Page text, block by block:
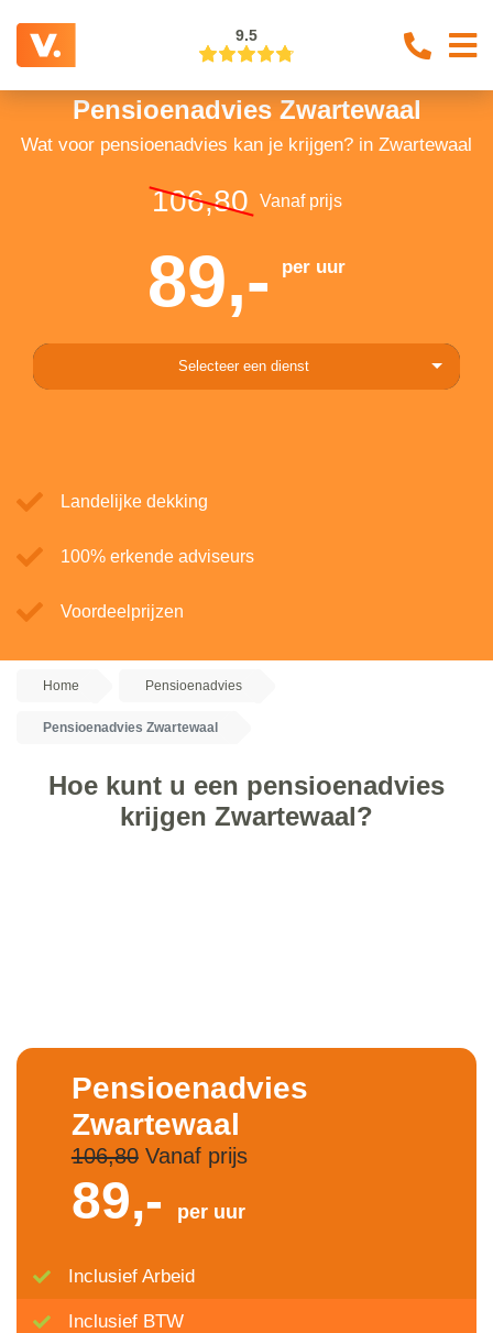
9.5
Pensioenadvies Zwartewaal
Wat voor pensioenadvies kan je krijgen? in Zwartewaal
106,80 Vanaf prijs
89,- per uur
Selecteer een dienst
Landelijke dekking
100% erkende adviseurs
Voordeelprijzen
Home Pensioenadvies
Pensioenadvies Zwartewaal
Hoe kunt u een pensioenadvies
krijgen Zwartewaal?
Pensioenadvies
Zwartewaal
106,80Vanaf prijs
89,- per uur
Inclusief Arbeid
Inclusief BTW